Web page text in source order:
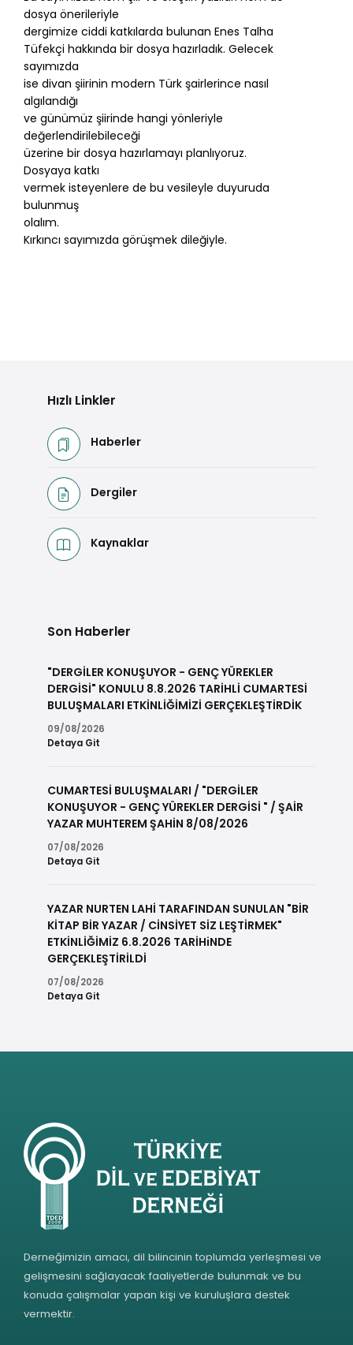
dosya önerileriyle
dergimize ciddi katkılarda bulunan Enes Talha
Tüfekçi hakkında bir dosya hazırladık. Gelecek
sayımızda
ise divan şiirinin modern Türk şairlerince nasıl
algılandığı
ve günümüz şiirinde hangi yönleriyle
değerlendirilebileceği
üzerine bir dosya hazırlamayı planlıyoruz.
Dosyaya katkı
vermek isteyenlere de bu vesileyle duyuruda
bulunmuş
olalım.
Kırkıncı sayımızda görüşmek dileğiyle.
Hızlı Linkler
Haberler
Dergiler
Kaynaklar
Son Haberler
"DERGİLER KONUŞUYOR - GENÇ YÜREKLER
DERGİSİ" KONULU 8.8.2026 TARİHLİ CUMARTESİ
BULUŞMALARI ETKİNLİĞİMİZİ GERÇEKLEŞTİRDİK
09/08/2026
Detaya Git
CUMARTESİ BULUŞMALARI / "DERGİLER
KONUŞUYOR - GENÇ YÜREKLER DERGİSİ " / ŞAİR
YAZAR MUHTEREM ŞAHİN 8/08/2026
07/08/2026
Detaya Git
YAZAR NURTEN LAHİ TARAFINDAN SUNULAN "BİR
KİTAP BİR YAZAR / CİNSİYET SİZ LEŞTİRMEK"
ETKİNLİĞİMİZ 6.8.2026 TARİHiNDE
GERÇEKLEŞTİRİLDİ
07/08/2026
Detaya Git
Derneğimizin amacı, dil bilincinin toplumda yerleşmesi ve
gelişmesini sağlayacak faaliyetlerde bulunmak ve bu
konuda çalışmalar yapan kişi ve kuruluşlara destek
vermektir.